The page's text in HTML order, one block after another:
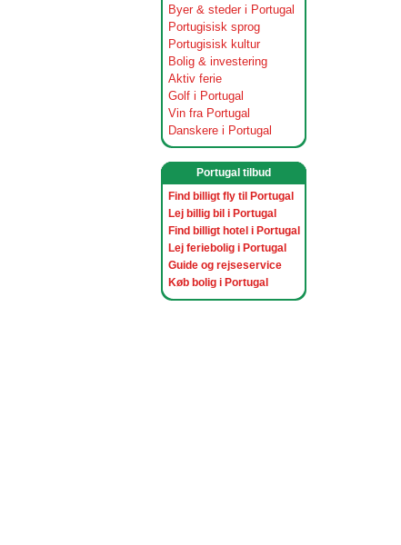
Byer & steder i Portugal
Portugisisk sprog
Portugisisk kultur
Bolig & investering
Aktiv ferie
Golf i Portugal
Vin fra Portugal
Danskere i Portugal
Portugal tilbud
Find billigt fly til Portugal
Lej billig bil i Portugal
Find billigt hotel i Portugal
Lej feriebolig i Portugal
Guide og rejseservice
Køb bolig i Portugal